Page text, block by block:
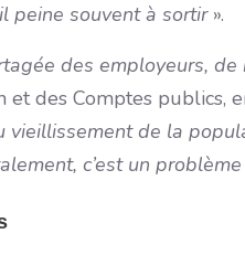
peine souvent à sortir».
des employeurs,
et des Comptes publics,
de la
c’est un